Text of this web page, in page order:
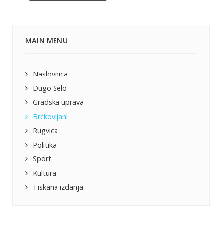
MAIN MENU
Naslovnica
Dugo Selo
Gradska uprava
Brckovljani
Rugvica
Politika
Sport
Kultura
Tiskana izdanja